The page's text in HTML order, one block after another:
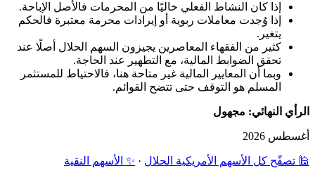
إذا كان النشاط الفعلي خاليًا من المحرمات فالأصل الإباحة.
إذا وُجدت معاملات ربوية أو إيرادات محرمة معتبرة فالحكم
يتغير.
كثير من الفقهاء المعاصرين يجيزون السهم الحلال أصلًا عند
تحقق الضوابط المالية، مع التطهير عند الحاجة.
وبما أن المعايير المالية غير متاحة هنا، فالاحتياط للمستثمر
المسلم هو التوقف حتى تتضح القوائم.
الرأي النهائي: مجهول
أغسطس 2026
🕌 تصفّح كل الأسهم الأمريكية الحلال · ✨ الأسهم النقية